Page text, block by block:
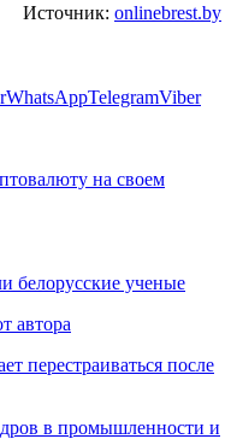
Источник: onlinebrest.by
WhatsAppTelegramViber
на своем
белорусские ученые
автора
перестраиваться после
в промышленности и